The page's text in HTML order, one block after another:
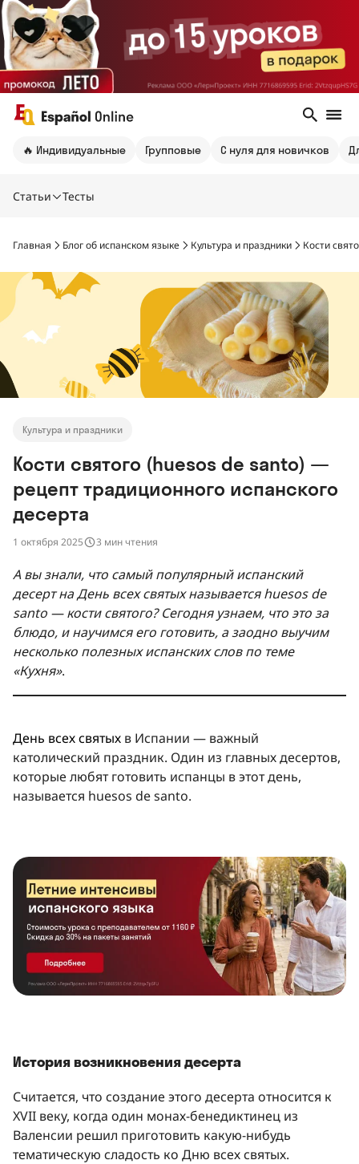
🔥 Индивидуальные Групповые С нуля для новичков
Статьи Тесты
Главная Блог об испанском языке Культура и праздники Кости
Культура и праздники
Кости святого (huesos de santo) —
рецепт традиционного испанского
десерта
1 октября 2025 3 мин чтения
А вы знали, что самый популярный испанский
десерт на День всех святых называется huesos de
santo — кости святого? Сегодня узнаем, что это за
блюдо, и научимся его готовить, а заодно выучим
несколько полезных испанских слов по теме
«Кухня».
День всех святых в Испании — важный
католический праздник. Один из главных десертов,
которые любят готовить испанцы в этот день,
называется huesos de santo.
История возникновения десерта
Считается, что создание этого десерта относится к
XVII веку, когда один монах-бенедиктинец из
Валенсии решил приготовить какую-нибудь
тематическую сладость ко Дню всех святых.